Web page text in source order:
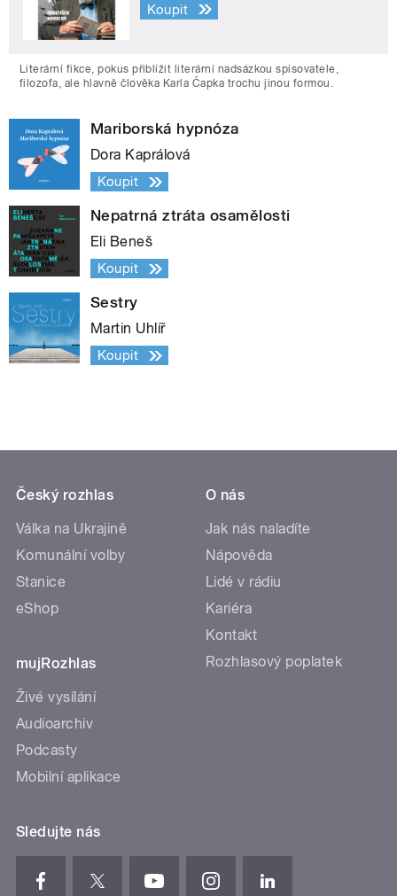
Koupit
Literární fikce, pokus přiblížit literární nadsázkou spisovatele,
filozofa, ale hlavně člověka Karla Čapka trochu jinou formou.
Mariborská hypnóza
Dora Kaprálová
Koupit
Nepatrná ztráta osamělosti
Eli Beneš
Koupit
Sestry
Martin Uhlíř
Koupit
Český rozhlas
Válka na Ukrajině
Komunální volby
Stanice
eShop
mujRozhlas
Živé vysílání
Audioarchiv
Podcasty
Mobilní aplikace
O nás
Jak nás naladíte
Nápověda
Lidé v rádiu
Kariéra
Kontakt
Rozhlasový poplatek
Sledujte nás